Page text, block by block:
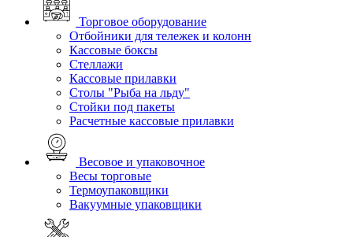
Торговое оборудование
Отбойники для тележек и колонн
Кассовые боксы
Стеллажи
Кассовые прилавки
Столы "Рыба на льду"
Стойки под пакеты
Расчетные кассовые прилавки
Весовое и упаковочное
Весы торговые
Термоупаковщики
Вакуумные упаковщики